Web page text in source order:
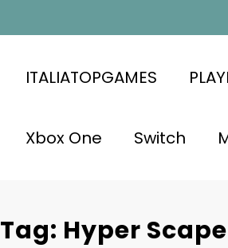
ITALIATOPGAMES
Xbox One Switch
Tag: Hyper Scape